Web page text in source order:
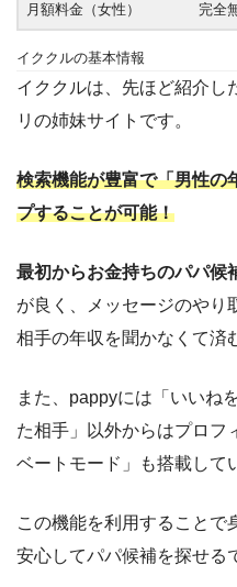
月額料金（女性） 完全
イククルの基本情報
イククルは、先ほど紹介し
リの姉妹サイトです。
検索機能が豊富で「男性の
プすることが可能！
最初からお金持ちのパパ候
が良く、メッセージのやり
相手の年収を聞かなくて済
また、pappyには「いいね
た相手」以外からはプロフ
ベートモード」も搭載して
この機能を利用することで
安心してパパ候補を探せる